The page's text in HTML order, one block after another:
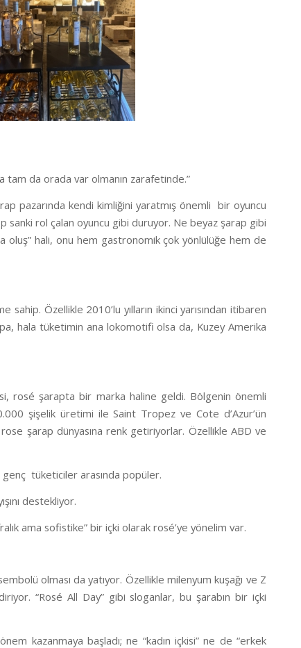
tam da orada var olmanın zarafetinde.”
pazarında kendi kimliğini yaratmış önemli bir oyuncu
sanki rol çalan oyuncu gibi duruyor. Ne beyaz şarap gibi
oluş” hali, onu hem gastronomik çok yönlülüğe hem de
Özellikle 2010’lu yılların ikinci yarısından itibaren
hala tüketimin ana lokomotifi olsa da, Kuzey Amerika
rosé şarapta bir marka haline geldi. Bölgenin önemli
şişelik üretimi ile Saint Tropez ve Cote d’Azur’ün
şarap dünyasına renk getiriyorlar. Özellikle ABD ve
genç tüketiciler arasında popüler.
destekliyor.
ama sofistike” bir içki olarak rosé’ye yönelim var.
olması da yatıyor. Özellikle milenyum kuşağı ve Z
“Rosé All Day” gibi sloganlar, bu şarabın bir içki
kazanmaya başladı; ne “kadın içkisi” ne de “erkek